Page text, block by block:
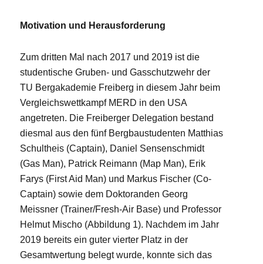
Motivation und Herausforderung
Zum dritten Mal nach 2017 und 2019 ist die
studentische Gruben- und Gasschutzwehr der
TU Bergakademie Freiberg in diesem Jahr beim
Vergleichswettkampf MERD in den USA
angetreten. Die Freiberger Delegation bestand
diesmal aus den fünf Bergbaustudenten Matthias
Schultheis (Captain), Daniel Sensenschmidt
(Gas Man), Patrick Reimann (Map Man), Erik
Farys (First Aid Man) und Markus Fischer (Co-
Captain) sowie dem Doktoranden Georg
Meissner (Trainer/Fresh-Air Base) und Professor
Helmut Mischo (Abbildung 1). Nachdem im Jahr
2019 bereits ein guter vierter Platz in der
Gesamtwertung belegt wurde, konnte sich das